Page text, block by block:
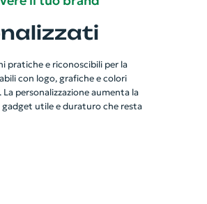
pratiche e riconoscibili per la
con logo, grafiche e colori
personalizzazione aumenta la
utile e duraturo che resta